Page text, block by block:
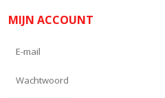
MIJN ACCOUNT